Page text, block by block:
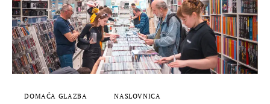
DOMAĆA GLAZBA
NASLOVNICA